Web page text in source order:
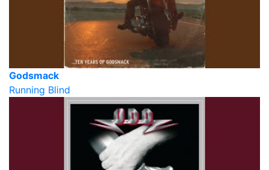
Godsmack
Running Blind